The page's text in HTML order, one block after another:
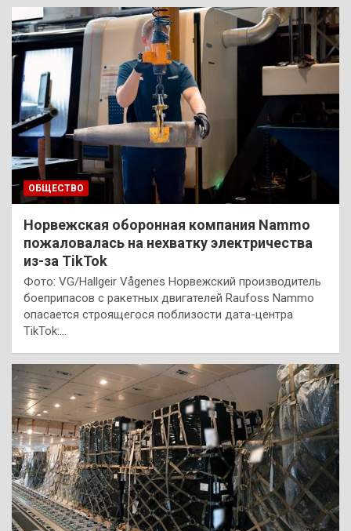
ОБЩЕСТВО
Норвежская оборонная компания Nammo
пожаловалась на нехватку электричества
из-за TikTok
Фото: VG/Hallgeir Vågenes Норвежский производитель
боеприпасов с ракетных двигателей Raufoss Nammo
опасается строящегося поблизости дата-центра
TikTok:…